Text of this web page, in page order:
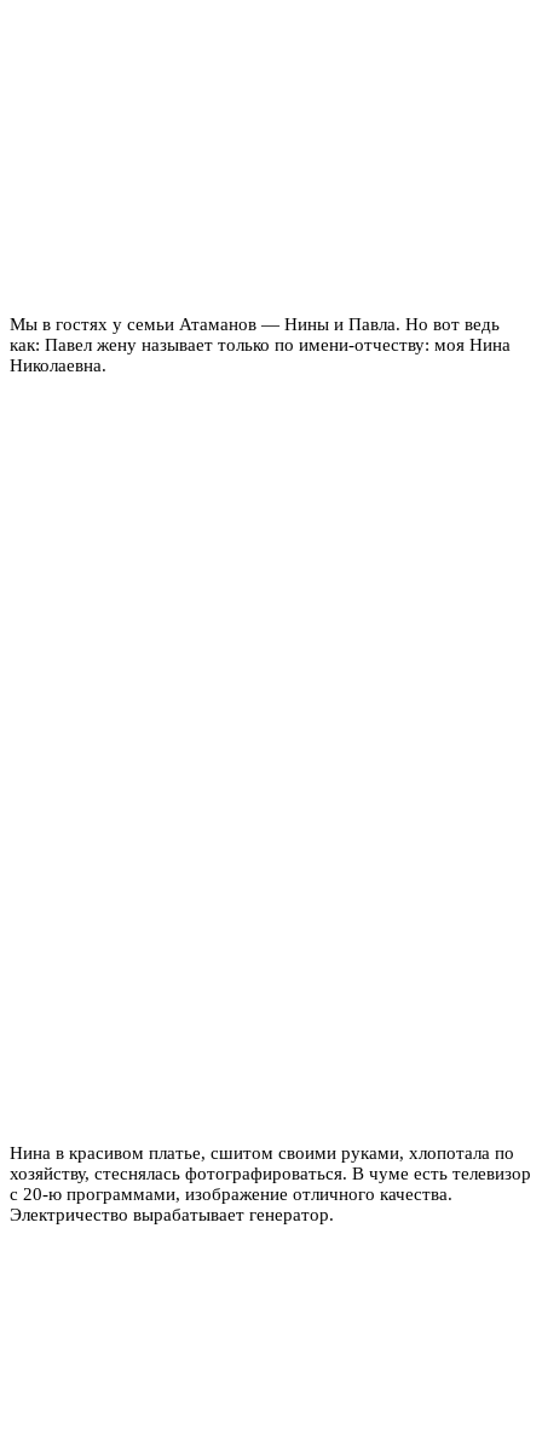
Мы в гостях у семьи Атаманов — Нины и Павла. Но вот ведь
как: Павел жену называет только по имени-отчеству: моя Нина
Николаевна.
Нина в красивом платье, сшитом своими руками, хлопотала по
хозяйству, стеснялась фотографироваться. В чуме есть телевизор
с 20-ю программами, изображение отличного качества.
Электричество вырабатывает генератор.